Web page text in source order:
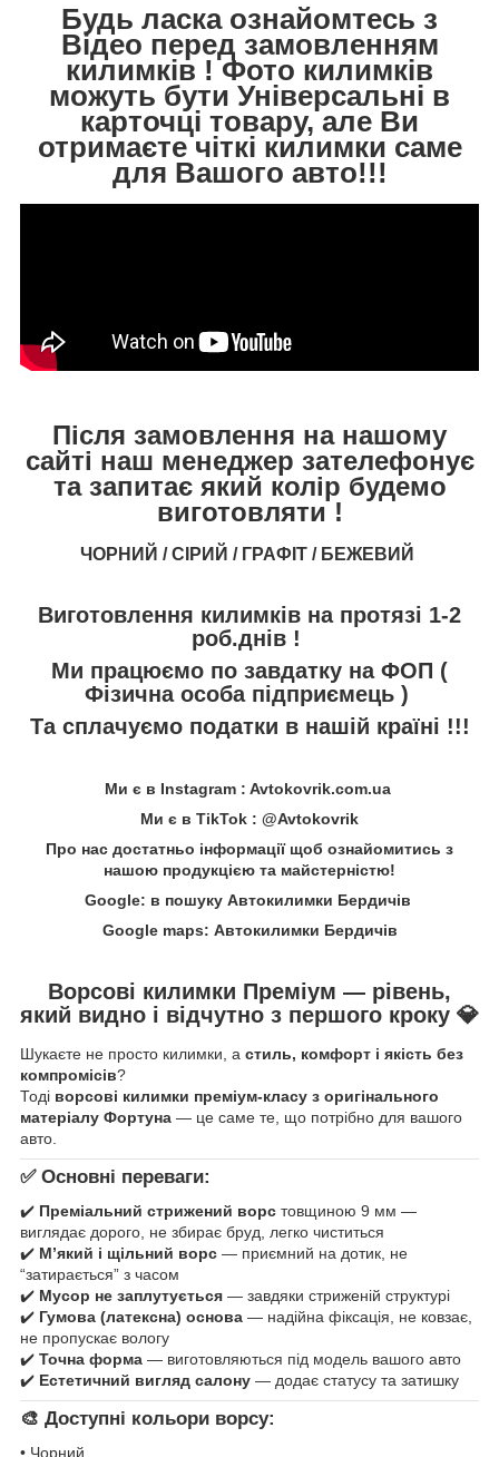
Будь ласка ознайомтесь з
Відео перед замовленням
килимків ! Фото килимків
можуть бути Універсальні в
карточці товару, але Ви
отримаєте чіткі килимки саме
для Вашого авто!!!
Після замовлення на нашому
сайті наш менеджер зателефонує
та запитає який колір будемо
виготовляти !
ЧОРНИЙ / СІРИЙ / ГРАФІТ / БЕЖЕВИЙ
Виготовлення килимків на протязі 1-2
роб.днів !
Ми працюємо по завдатку на ФОП (
Фізична особа підприємець )
Та сплачуємо податки в нашій країні !!!
Ми є в Instagram : Avtokovrik.com.ua
Ми є в TikTok : @Avtokovrik
Про нас достатньо інформації щоб ознайомитись з
нашою продукцією та майстерністю!
Google: в пошуку Автокилимки Бердичів
Google maps: Автокилимки Бердичів
Ворсові килимки Преміум — рівень,
який видно і відчутно з першого кроку 💎
Шукаєте не просто килимки, а стиль, комфорт і якість без
компромісів?
Тоді ворсові килимки преміум-класу з оригінального
матеріалу Фортуна — це саме те, що потрібно для вашого
авто.
✅ Основні переваги:
✔️ Преміальний стрижений ворс товщиною 9 мм —
виглядає дорого, не збирає бруд, легко чиститься
✔️ М’який і щільний ворс — приємний на дотик, не
“затирається” з часом
✔️ Мусор не заплутується — завдяки стриженій структурі
✔️ Гумова (латексна) основа — надійна фіксація, не ковзає,
не пропускає вологу
✔️ Точна форма — виготовляються під модель вашого авто
✔️ Естетичний вигляд салону — додає статусу та затишку
🎨 Доступні кольори ворсу:
• Чорний